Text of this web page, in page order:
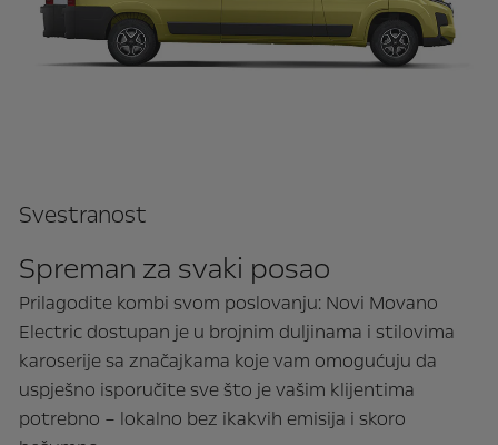
Svestranost
Spreman za svaki posao
Prilagodite kombi svom poslovanju: Novi Movano
Electric dostupan je u brojnim duljinama i stilovima
karoserije sa značajkama koje vam omogućuju da
uspješno isporučite sve što je vašim klijentima
potrebno – lokalno bez ikakvih emisija i skoro